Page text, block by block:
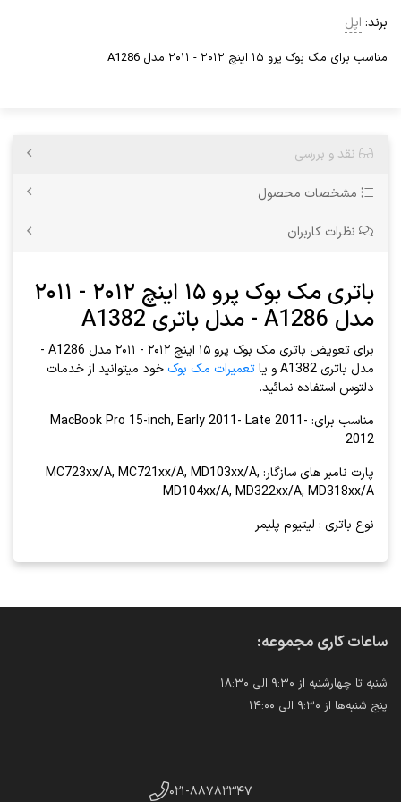
برند: اپل
مناسب برای مک بوک پرو ۱۵ اینچ ۲۰۱۲ - ۲۰۱۱ مدل A1286
نقد و بررسی
مشخصات محصول
نظرات کاربران
باتری مک بوک پرو ۱۵ اینچ ۲۰۱۲ - ۲۰۱۱
مدل A1286 - مدل باتری A1382
برای تعویض باتری مک بوک پرو ۱۵ اینچ ۲۰۱۲ - ۲۰۱۱ مدل A1286 -
مدل باتری A1382 و یا
تعمیرات مک بوک خود میتوانید از خدمات
دلتوس استفاده نمائيد.
مناسب برای: MacBook Pro 15-inch, Early 2011- Late 2011-
2012
پارت نامبر های سازگار: MC723xx/A, MC721xx/A, MD103xx/A,
MD104xx/A, MD322xx/A, MD318xx/A
نوع باتری : لیتیوم پلیمر
ساعات کاری مجموعه:
شنبه تا چهارشنبه از ۹:۳۰ الی ۱۸:۳۰
پنج شنبه‌ها از ۹:۳۰ الی ۱۴:۰۰
۰۲۱-۸۸۷۸۲۳۴۷